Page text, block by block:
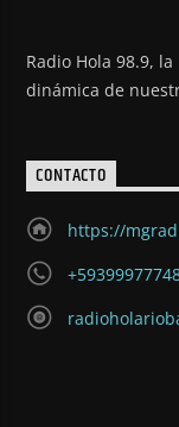
Radio Hola 98.9,
dinámica de
CONTACTO
https://